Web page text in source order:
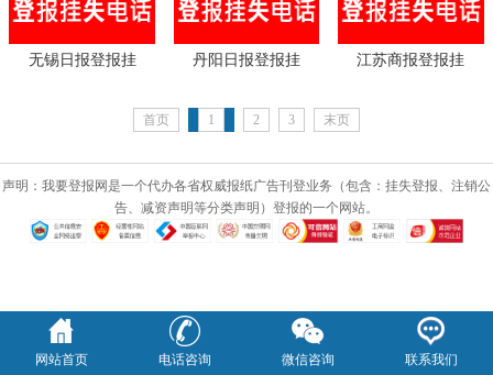
无锡日报登报挂 丹阳日报登报挂 江苏商报登报挂
首页 1 2 3 末页
声明：我要登报网是一个代办各省权威报纸广告刊登业务（包含：挂失登报、注销公
告、减资声明等分类声明）登报的一个网站。
网站首页 电话咨询 微信咨询 联系我们